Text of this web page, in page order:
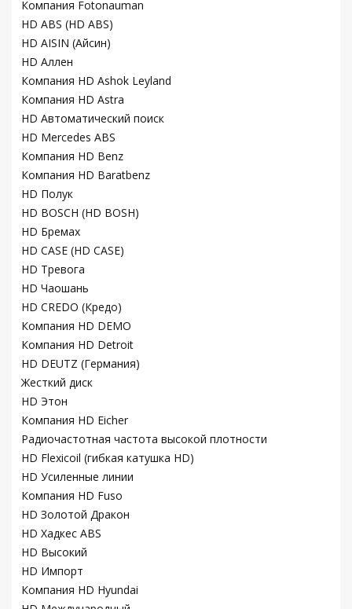
Компания Fotonauman
HD ABS (HD ABS)
HD AISIN (Айсин)
HD Аллен
Компания HD Ashok Leyland
Компания HD Astra
HD Автоматический поиск
HD Mercedes ABS
Компания HD Benz
Компания HD Baratbenz
HD Полук
HD BOSCH (HD BOSH)
HD Бремах
HD CASE (HD CASE)
HD Тревога
HD Чаошань
HD CREDO (Кредо)
Компания HD DEMO
Компания HD Detroit
HD DEUTZ (Германия)
Жесткий диск
HD Этон
Компания HD Eicher
Радиочастотная частота высокой плотности
HD Flexicoil (гибкая катушка HD)
HD Усиленные линии
Компания HD Fuso
HD Золотой Дракон
HD Хадкес ABS
HD Высокий
HD Импорт
Компания HD Hyundai